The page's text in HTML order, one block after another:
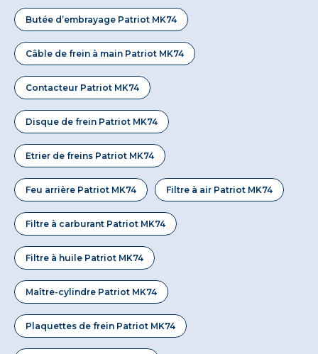
Butée d’embrayage Patriot MK74
Câble de frein à main Patriot MK74
Contacteur Patriot MK74
Disque de frein Patriot MK74
Etrier de freins Patriot MK74
Feu arrière Patriot MK74 Filtre à air Patriot MK74
Filtre à carburant Patriot MK74
Filtre à huile Patriot MK74
Maître-cylindre Patriot MK74
Plaquettes de frein Patriot MK74